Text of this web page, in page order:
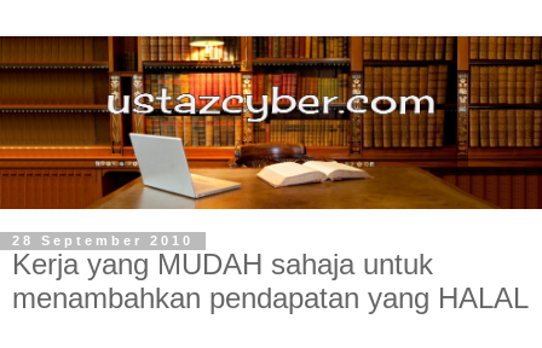
28 September 2010
Kerja yang MUDAH sahaja untuk
menambahkan pendapatan yang HALAL